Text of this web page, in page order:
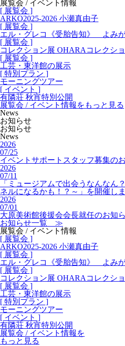
展覧会 / イベント情報
[ 展覧会 ]
ARKO2025-2026 小瀬真由子
[ 展覧会 ]
エル・グレコ《受胎告知》 よみ
[ 展覧会 ]
コレクション展 OHARAコレクシ
[ 展覧会 ]
工芸・東洋館の展示
[ 特別プラン ]
モーニングツアー
[ イベント ]
有隣荘 秋宵特別公開
展覧会 / イベント情報をもっと見る
News
お知らせ
お知らせ
News
2026
07/25
イベントサポートスタッフ募集の
2026
07/11
「ミュージアムで出会うなんなん
ネルになるかも！？～」を開催し
2026
07/01
大原美術館後援会会長就任のお知
お知らせ一覧 ≫
展覧会 / イベント情報
[ 展覧会 ]
ARKO2025-2026 小瀬真由子
[ 展覧会 ]
エル・グレコ《受胎告知》 よみ
[ 展覧会 ]
コレクション展 OHARAコレクシ
[ 展覧会 ]
工芸・東洋館の展示
[ 特別プラン ]
モーニングツアー
[ イベント ]
有隣荘 秋宵特別公開
展覧会 / イベント情報を
もっと見る